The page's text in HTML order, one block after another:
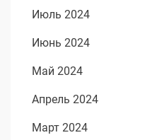
Июль 2024
Июнь 2024
Май 2024
Апрель 2024
Март 2024